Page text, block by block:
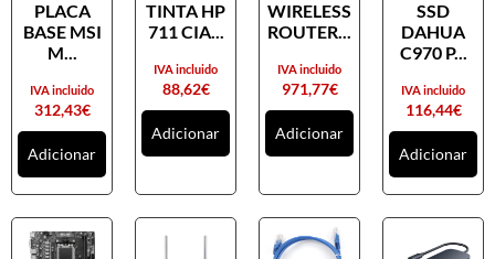
CDs, DVDs e Cassetes
Discos externos
Discos internos
Discos SSD
Pendrives
PLACA
BASE MSI
M...
312,43€
IVA incluido
Adicionar
TINTA HP
711 CIA...
88,62€
IVA incluido
Adicionar
WIRELESS
ROUTER...
971,77€
IVA incluido
Adicionar
SSD
DAHUA
C970 P...
116,44€
IVA incluido
Adicionar